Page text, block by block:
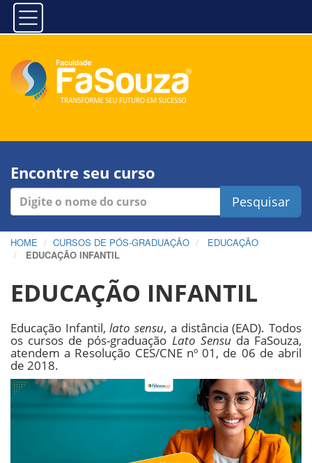
Encontre seu curso
Pesquisar
HOME CURSOS DE PÓS-GRADUAÇÃO
EDUCAÇÃO
EDUCAÇÃO INFANTIL
EDUCAÇÃO INFANTIL
Educação Infantil,lato sensu, a distância (EAD). Todos
os cursos de pós-graduação Lato Sensuda FaSouza,
atendem a Resolução CES/CNE nº 01, de 06 de abril
de 2018.